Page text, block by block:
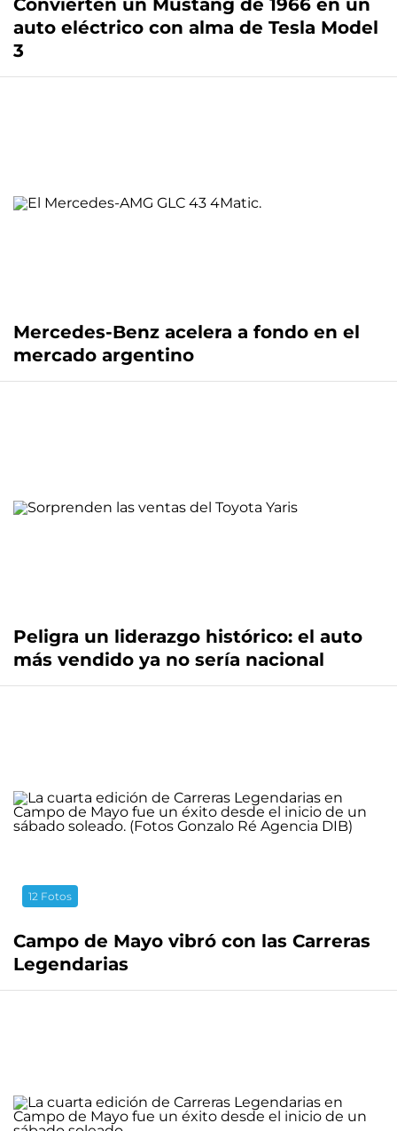
Convierten un Mustang de 1966 en un
auto eléctrico con alma de Tesla Model
3
Mercedes-Benz acelera a fondo en el
mercado argentino
Peligra un liderazgo histórico: el auto
más vendido ya no sería nacional
12 Fotos
Campo de Mayo vibró con las Carreras
Legendarias